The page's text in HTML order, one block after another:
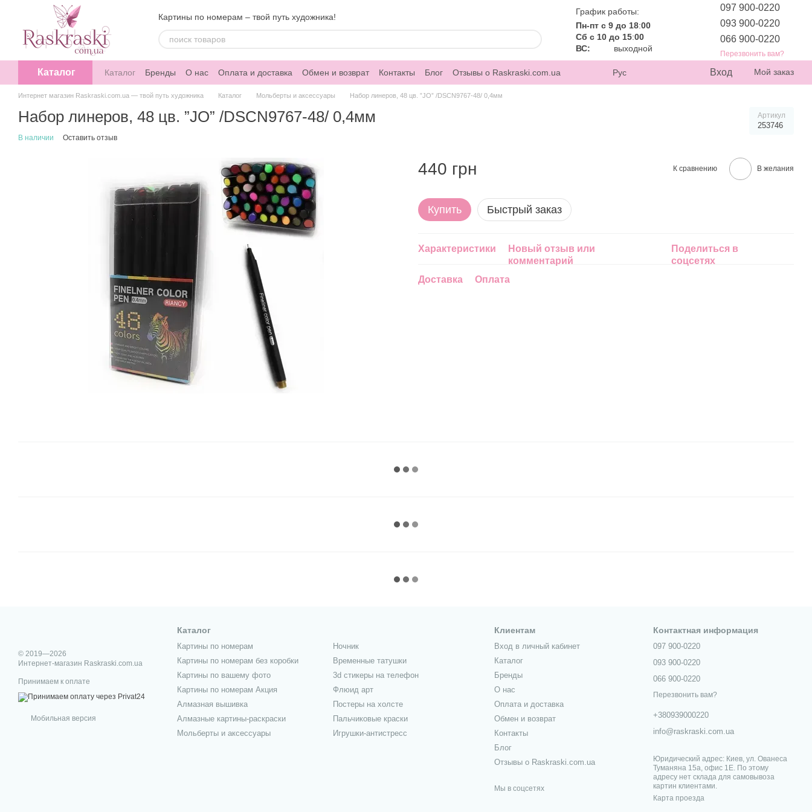
Перейти к основному контенту
Картины по номерам – твой путь художника!
График работы:
Пн-пт с 9 до 18:00
Сб с 10 до 15:00
ВС:
выходной
097 900-0220
093 900-0220
066 900-0220
Перезвонить вам?
Каталог Каталог Бренды О нас Оплата и доставка Обмен и возврат Контакты Блог Отзывы о Raskraski.com.ua Рус Вход Мой заказ
Интернет магазин Raskraski.com.ua — твой путь художника Каталог Мольберты и аксессуары Набор линеров, 48 цв. ”JO” /DSCN9767-48/ 0,4мм
Набор линеров, 48 цв. ”JO” /DSCN9767-48/ 0,4мм Артикул
253746
В наличии Оставить отзыв
440 грн К сравнению В желания
Купить Быстрый заказ
Характеристики
Новый отзыв или
комментарий
Поделиться в
соцсетях
Доставка
Оплата
© 2019—2026
Интернет-магазин Raskraski.com.ua
Принимаем к оплате
Мобильная версия
Каталог
Картины по номерам
Картины по номерам без коробки
Картины по вашему фото
Картины по номерам Акция
Алмазная вышивка
Алмазные картины-раскраски
Мольберты и аксессуары
Ночник
Временные татушки
3d стикеры на телефон
Флюид арт
Постеры на холсте
Пальчиковые краски
Игрушки-антистресс
Клиентам
Вход в личный кабинет
Каталог
Бренды
О нас
Оплата и доставка
Обмен и возврат
Контакты
Блог
Отзывы о Raskraski.com.ua
Мы в соцсетях
Контактная информация
097 900-0220
093 900-0220
066 900-0220
Перезвонить вам?
+380939000220
info@raskraski.com.ua
Юридический адрес: Киев, ул. Ованеса
Туманяна 15а, офис 1Е. По этому
адресу нет склада для самовывоза
картин клиентами.
Карта проезда